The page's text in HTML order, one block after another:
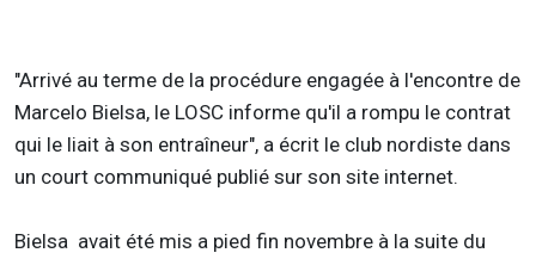
"Arrivé au terme de la procédure engagée à l'encontre de
Marcelo Bielsa, le LOSC informe qu'il a rompu le contrat
qui le liait à son entraîneur", a écrit le club nordiste dans
un court communiqué publié sur son site internet.
Bielsa avait été mis a pied fin novembre à la suite du